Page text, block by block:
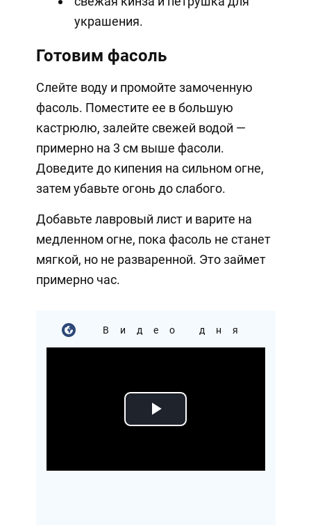
украшения.
Готовим фасоль
Слейте воду и промойте замоченную
фасоль. Поместите ее в большую
кастрюлю, залейте свежей водой —
примерно на 3 см выше фасоли.
Доведите до кипения на сильном огне,
затем убавьте огонь до слабого.
Добавьте лавровый лист и варите на
медленном огне, пока фасоль не станет
мягкой, но не разваренной. Это займет
примерно час.
Видео дня
Play